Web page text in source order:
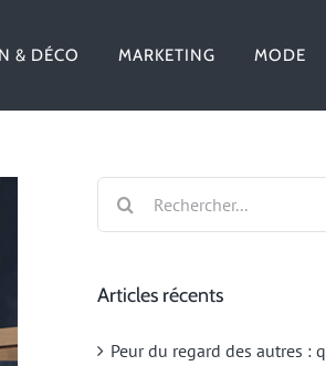
& DÉCO MARKETING MODE
Rechercher:
Articles récents
Peur du regard des autres :